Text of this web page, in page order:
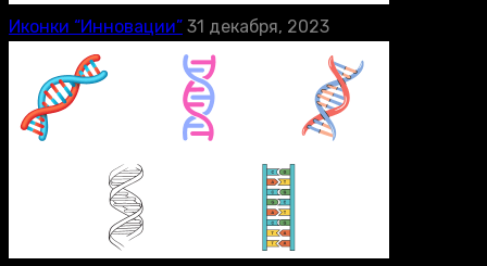
Иконки “Инновации” 31 декабря, 2023